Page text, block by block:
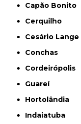
Capão Bonito
Cerquilho
Cesário Lange
Conchas
Cordeirópolis
Guareí
Hortolândia
Indaiatuba